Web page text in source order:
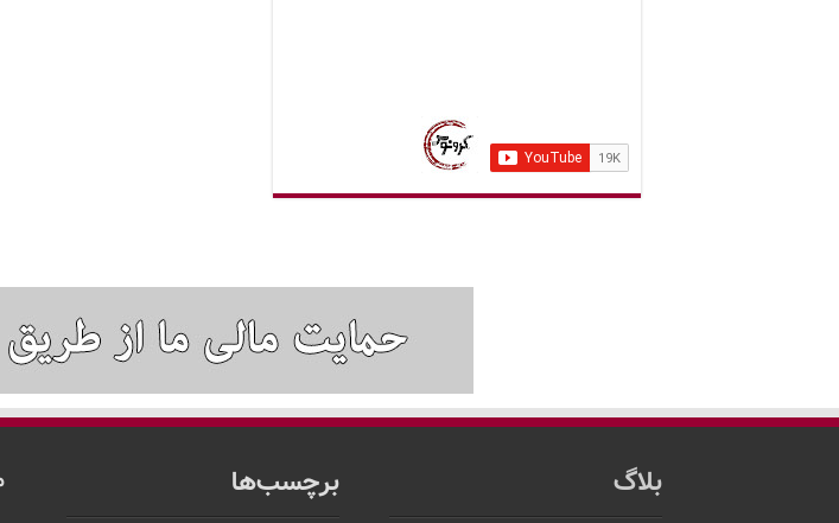
بلاگ برچسب‌ها